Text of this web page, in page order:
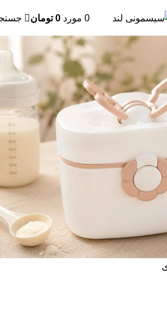
0 مورد 0 تومان